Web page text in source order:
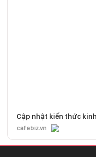
Cập nhật kiến thức
cafebiz.vn